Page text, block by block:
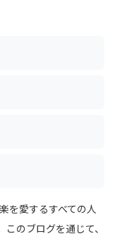
を愛するすべての人
のブログを通じて、